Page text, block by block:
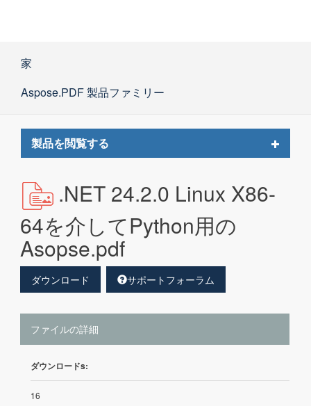
家
Aspose.PDF 製品ファミリー
製品を閲覧する
Toggle
.NET 24.2.0 Linux X86-
64を介してPython用の
Asopse.pdf
ダウンロード サポートフォーラム
ファイルの詳細
ダウンロードs:
16